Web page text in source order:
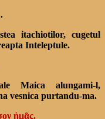
itachiotilor, cugetul
Inteleptule.
Maica alungami-l,
vesnica purtandu-ma.
ἡμᾶς.